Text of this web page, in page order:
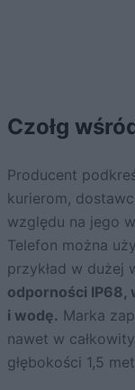
Czołg
Producent
kurierom,
względu na jego
Telefon można
przykład w dużej
odporności IP68,
i wodę. Marka
nawet w
głębokości 1,5